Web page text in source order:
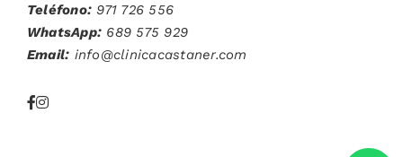
Teléfono: 971 726 556
WhatsApp: 689 575 929
Email: info@clinicacastaner.com